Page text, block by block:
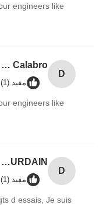
engineers like
D
David Calabro
مفيد (1)
engineers like
D
Damien GOURDAIN
مفيد (1)
d essais, Je suis